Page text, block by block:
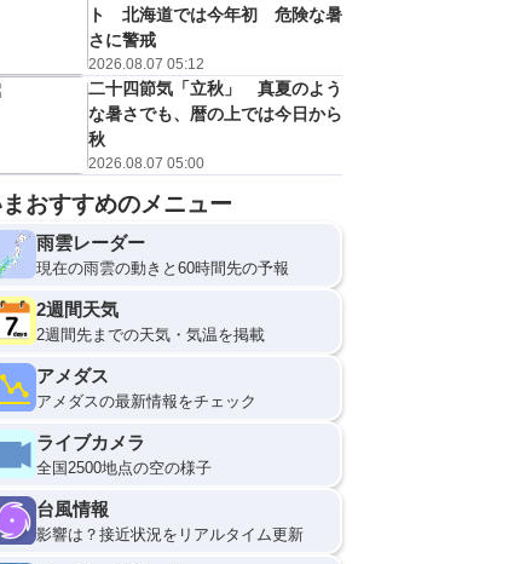
ト 北海道では今年初 危険な暑
さに警戒
2026.08.07 05:12
二十四節気「立秋」 真夏のよう
な暑さでも、暦の上では今日から
秋
2026.08.07 05:00
おすすめのメニュー
雨雲レーダー
現在の雨雲の動きと60時間先の予報
2週間天気
2週間先までの天気・気温を掲載
アメダス
アメダスの最新情報をチェック
ライブカメラ
全国2500地点の空の様子
台風情報
影響は？接近状況をリアルタイム更新